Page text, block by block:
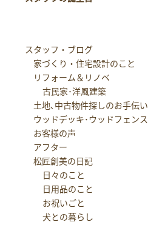
スタッフ・ブログ
家づくり・住宅設計のこと
リフォーム＆リノベ
古民家･洋風建築
土地､中古物件探しのお手伝い
ウッドデッキ･ウッドフェンス
お客様の声
アフター
松匠創美の日記
日々のこと
日用品のこと
お祝いごと
犬との暮らし